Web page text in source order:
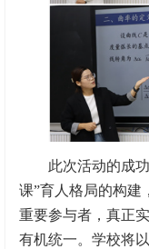
此次活动的成
课”育人格局的构建
重要参与者，真正
有机统一。学校将